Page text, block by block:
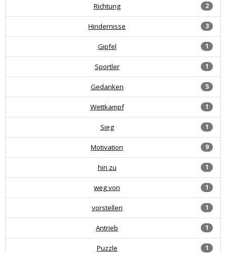
2
Richtung
3
Hindernisse
1
Gipfel
1
Sportler
5
Gedanken
1
Wettkampf
1
Sieg
9
Motivation
1
hin zu
1
weg von
1
vorstellen
1
Antrieb
1
Puzzle